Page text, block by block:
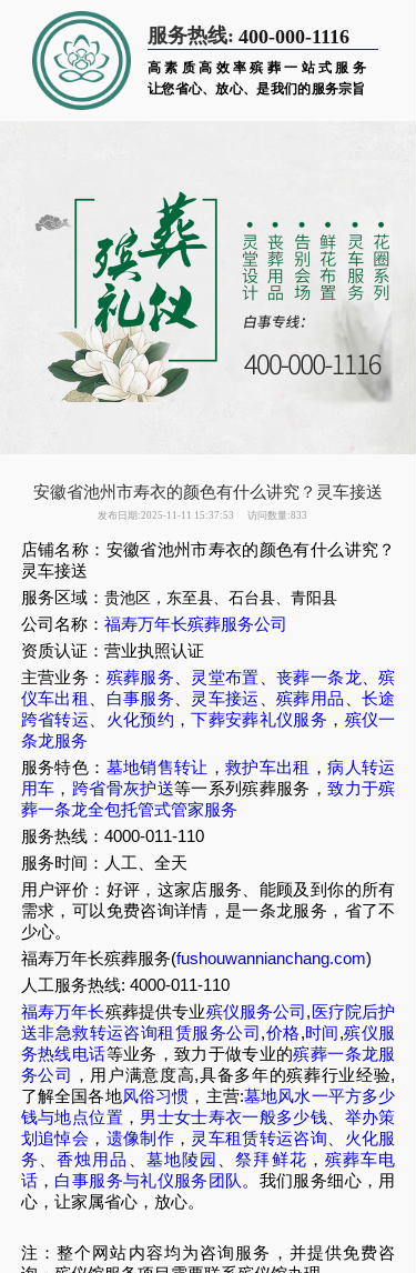
服务热线: 400-000-1116
高素质高效率殡葬一站式服务
让您省心、放心、是我们的服务宗旨
安徽省池州市寿衣的颜色有什么讲究？灵车接送
发布日期:2025-11-11 15:37:53 访问数量:833
店铺名称：安徽省池州市寿衣的颜色有什么讲究？
灵车接送
服务区域： 贵池区，东至县、石台县、青阳县
公司名称： 福寿万年长殡葬服务公司
资质认证：营业执照认证
主营业务： 殡葬服务 灵堂布置 、丧葬一条龙 、殡
仪车出租
白事服务 灵车接运 、殡葬用品
长途
跨省转运
火化预约 ，下葬安葬礼仪服务 ， 殡仪一
条龙服务
服务特色： 墓地销售转让 ，救护车出租 ，病人转运
用车 ， 跨省骨灰护送等一系列殡葬服务，致力于殡
葬一条龙全包托管式管家服务
服务热线：4000-011-110
服务时间：人工、全天
用户评价：好评，这家店服务、能顾及到你的所有
需求，可以免费咨询详情，是一条龙服务，省了不
少心。
福寿万年长殡葬服务(fushouwannianchang.com)
人工服务热线: 4000-011-110
福寿万年长殡葬提供专业殡仪服务公司,医疗院后护
送非急救转运咨询租赁服务公司,价格,时间,殡仪服
务热线电话等业务，致力于做专业的殡葬一条龙服
务公司 ，用户满意度高,具备多年的殡葬行业经验,
了解全国各地风俗习惯 ，主营:墓地风水一平方多少
钱与地点位置， 男士女士寿衣一般多少钱
举办策
划追悼会 ， 遗像制作， 灵车租赁转运咨询
火化服
务
香烛用品 墓地陵园 、祭拜鲜花 ， 殡葬车电
话 ， 白事服务与礼仪服务团队 。我们服务细心，用
心，让家属省心，放心。
注：整个网站内容均为咨询服务，并提供免费咨